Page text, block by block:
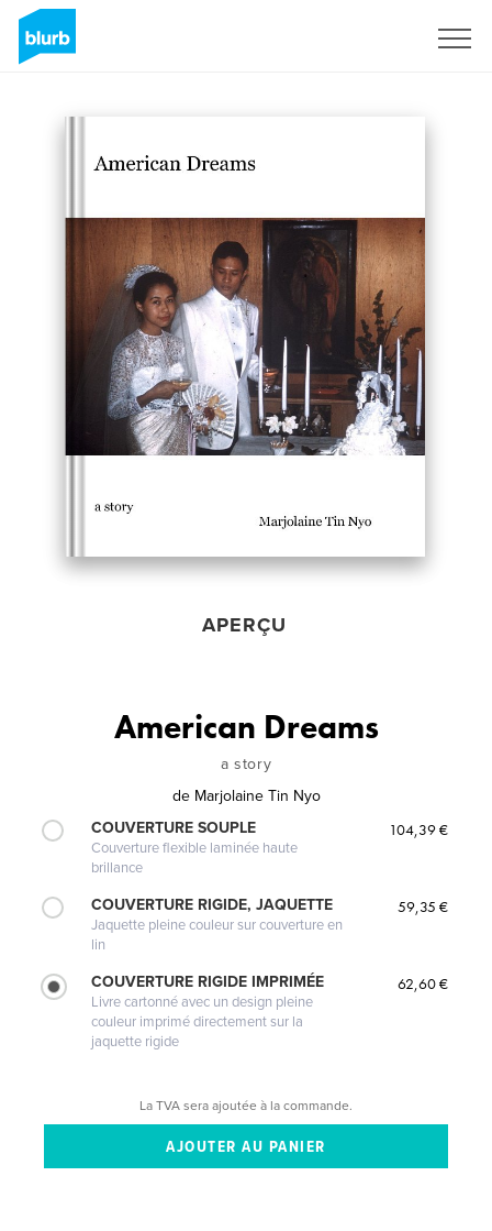
APERÇU
American Dreams
a story
de Marjolaine Tin Nyo
COUVERTURE SOUPLE
Couverture flexible laminée haute
brillance
104,39 €
COUVERTURE RIGIDE, JAQUETTE
Jaquette pleine couleur sur couverture en
lin
59,35 €
COUVERTURE RIGIDE IMPRIMÉE
Livre cartonné avec un design pleine
couleur imprimé directement sur la
jaquette rigide
62,60 €
La TVA sera ajoutée à la commande.